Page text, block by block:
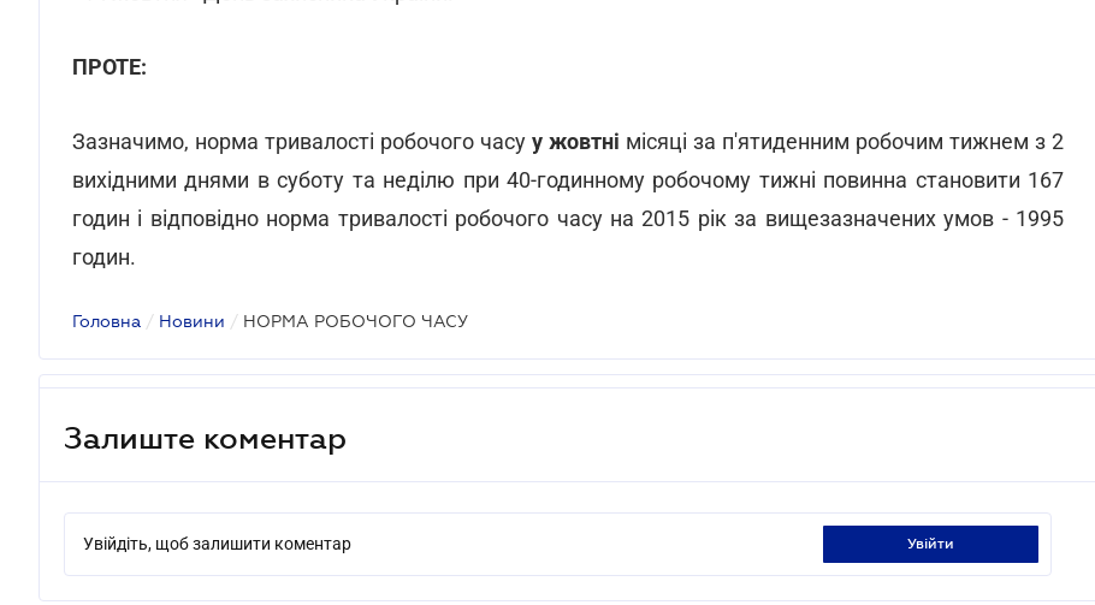
ПРОТЕ:
Зазначимо, норма тривалості робочого часу у жовтні місяці за п'ятиденним робочим тижнем з 2
вихідними днями в суботу та неділю при 40-годинному робочому тижні повинна становити 167
годин і відповідно норма тривалості робочого часу на 2015 рік за вищезазначених умов - 1995
годин.
Головна / Новини / НОРМА РОБОЧОГО ЧАСУ
Залиште коментар
Увійдіть, щоб залишити коментар увійти